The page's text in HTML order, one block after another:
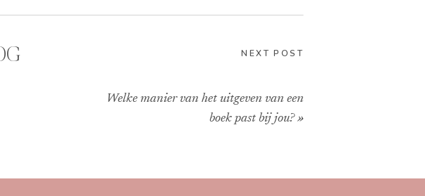
NEXT POST
Welke manier van het uitgeven van een
boek past bij jou?»